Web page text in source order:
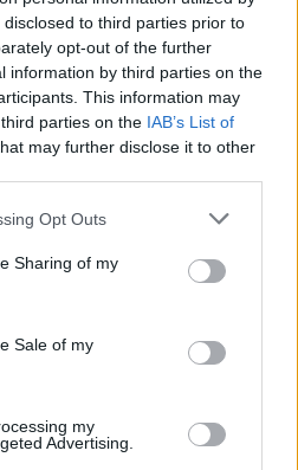
to third parties prior to
opt-out of the further
information by third parties on the
This information may
parties on the IAB’s List of
may further disclose it to other
Opt Outs
Sharing of my
Sale of my
my
Advertising.